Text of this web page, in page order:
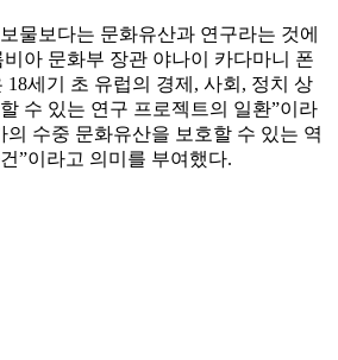
물보다는 문화유산과 연구라는 것에
아 문화부 장관 야나이 카다마니 폰
18세기 초 유럽의 경제, 사회, 정치 상
수 있는 연구 프로젝트의 일환”이라
의 수중 문화유산을 보호할 수 있는 역
”이라고 의미를 부여했다.